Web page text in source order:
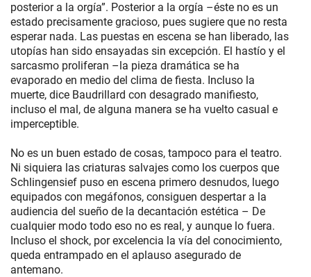
posterior a la orgía”. Posterior a la orgía –éste no es un
estado precisamente gracioso, pues sugiere que no resta
esperar nada. Las puestas en escena se han liberado, las
utopías han sido ensayadas sin excepción. El hastío y el
sarcasmo proliferan –la pieza dramática se ha
evaporado en medio del clima de fiesta. Incluso la
muerte, dice Baudrillard con desagrado manifiesto,
incluso el mal, de alguna manera se ha vuelto casual e
imperceptible.
No es un buen estado de cosas, tampoco para el teatro.
Ni siquiera las criaturas salvajes como los cuerpos que
Schlingensief puso en escena primero desnudos, luego
equipados con megáfonos, consiguen despertar a la
audiencia del sueño de la decantación estética – De
cualquier modo todo eso no es real, y aunque lo fuera.
Incluso el shock, por excelencia la vía del conocimiento,
queda entrampado en el aplauso asegurado de
antemano.